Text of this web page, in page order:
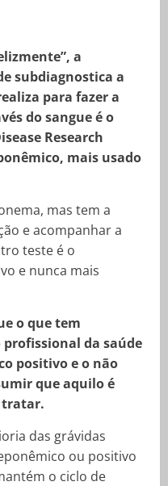
a
subdiagnostica a
para fazer a
do sangue é o
Research
mais usado
mas tem a
e acompanhar a
teste é o
e nunca mais
o que tem
da saúde
positivo e o não
que aquilo é
tratar.
das grávidas
ou positivo
o ciclo de